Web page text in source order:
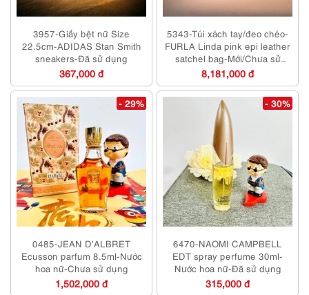
3957-Giầy bệt nữ Size
22.5cm-ADIDAS Stan Smith
sneakers-Đã sử dụng
367,000 đ
5343-Túi xách tay/đeo chéo-
FURLA Linda pink epi leather
satchel bag-Mới/Chưa sử
dụng
8,181,000 đ
- 29%
0485-JEAN D’ALBRET
Ecusson parfum 8.5ml-Nước
hoa nữ-Chưa sử dụng
1,502,000 đ
- 30%
6470-NAOMI CAMPBELL
EDT spray perfume 30ml-
Nước hoa nữ-Đã sử dụng
315,000 đ